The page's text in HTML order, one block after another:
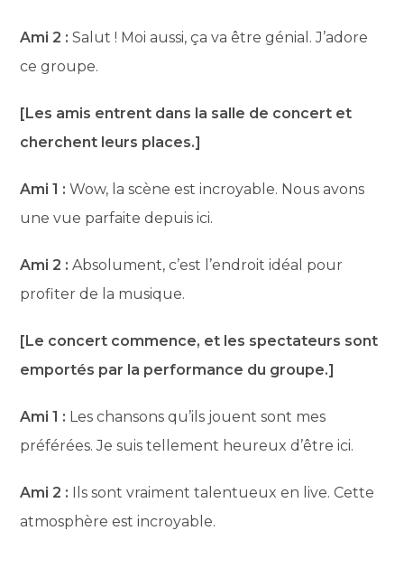
Ami 2 : Salut ! Moi aussi, ça va être génial. J’adore
ce groupe.
[Les amis entrent dans la salle de concert et
cherchent leurs places.]
Ami 1 : Wow, la scène est incroyable. Nous avons
une vue parfaite depuis ici.
Ami 2 : Absolument, c’est l’endroit idéal pour
profiter de la musique.
[Le concert commence, et les spectateurs sont
emportés par la performance du groupe.]
Ami 1 : Les chansons qu’ils jouent sont mes
préférées. Je suis tellement heureux d’être ici.
Ami 2 : Ils sont vraiment talentueux en live. Cette
atmosphère est incroyable.